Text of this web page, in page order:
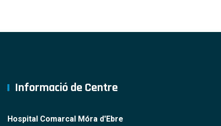
Informació de Centre
Hospital Comarcal Móra d'Ebre